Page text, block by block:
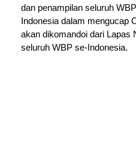
dan penampilan seluruh
Indonesia dalam mengucap
akan dikomandoi dari Lapas
seluruh WBP se-Indonesia.